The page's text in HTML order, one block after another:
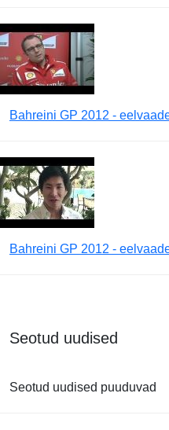
Bahreini GP 2012 -
Bahreini GP 2012 -
Seotud uudised
Seotud uudised puuduvad